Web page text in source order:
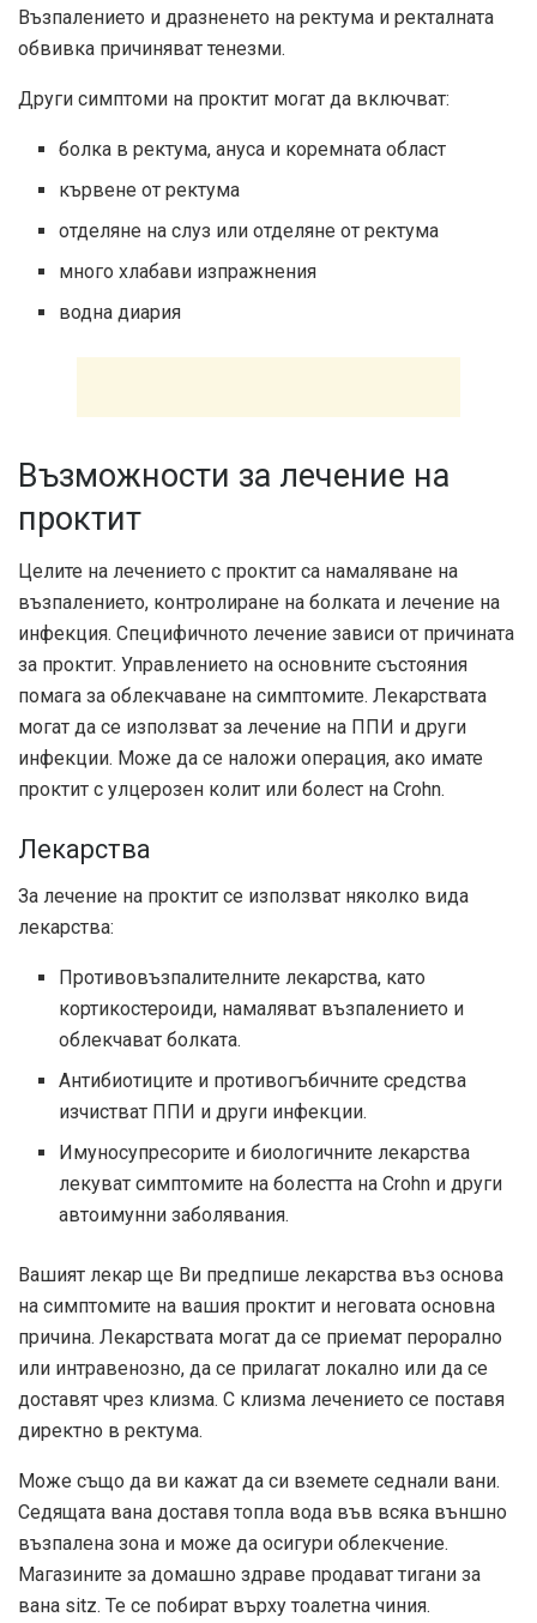
Възпалението и дразненето на ректума и ректалната
обвивка причиняват тенезми.
Други симптоми на проктит могат да включват:
болка в ректума, ануса и коремната област
кървене от ректума
отделяне на слуз или отделяне от ректума
много хлабави изпражнения
водна диария
Възможности за лечение на
проктит
Целите на лечението с проктит са намаляване на
възпалението, контролиране на болката и лечение на
инфекция. Специфичното лечение зависи от причината
за проктит. Управлението на основните състояния
помага за облекчаване на симптомите. Лекарствата
могат да се използват за лечение на ППИ и други
инфекции. Може да се наложи операция, ако имате
проктит с улцерозен колит или болест на Crohn.
Лекарства
За лечение на проктит се използват няколко вида
лекарства:
Противовъзпалителните лекарства, като
кортикостероиди, намаляват възпалението и
облекчават болката.
Антибиотиците и противогъбичните средства
изчистват ППИ и други инфекции.
Имуносупресорите и биологичните лекарства
лекуват симптомите на болестта на Crohn и други
автоимунни заболявания.
Вашият лекар ще Ви предпише лекарства въз основа
на симптомите на вашия проктит и неговата основна
причина. Лекарствата могат да се приемат перорално
или интравенозно, да се прилагат локално или да се
доставят чрез клизма. С клизма лечението се поставя
директно в ректума.
Може също да ви кажат да си вземете седнали вани.
Седящата вана доставя топла вода във всяка външно
възпалена зона и може да осигури облекчение.
Магазините за домашно здраве продават тигани за
вана sitz. Те се побират върху тоалетна чиния.